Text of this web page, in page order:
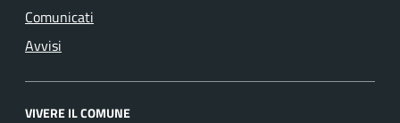
Comunicati
Avvisi
VIVERE IL COMUNE